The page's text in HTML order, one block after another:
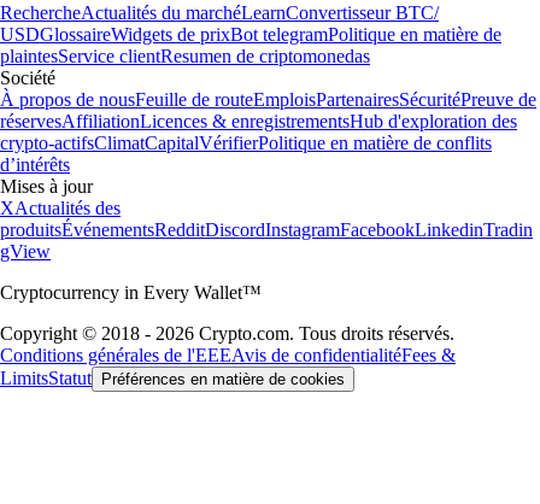
RechercheActualités du marchéLearnConvertisseur BTC/
USDGlossaireWidgets de prixBot telegramPolitique en matière de
plaintesService clientResumen de criptomonedas
Société
À propos de nousFeuille de routeEmploisPartenairesSécuritéPreuve de
réservesAffiliationLicences & enregistrementsHub d'exploration des
crypto-actifsClimatCapitalVérifierPolitique en matière de conflits
d’intérêts
Mises à jour
XActualités des
produitsÉvénementsRedditDiscordInstagramFacebookLinkedinTradin
gView
Cryptocurrency in Every Wallet™
Copyright © 2018 - 2026 Crypto.com. Tous droits réservés.
Conditions générales de l'EEEAvis de confidentialitéFees &
LimitsStatut Préférences en matière de cookies